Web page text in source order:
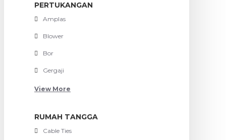
PERTUKANGAN
Amplas
Blower
Bor
Gergaji
View More
RUMAH TANGGA
Cable Ties